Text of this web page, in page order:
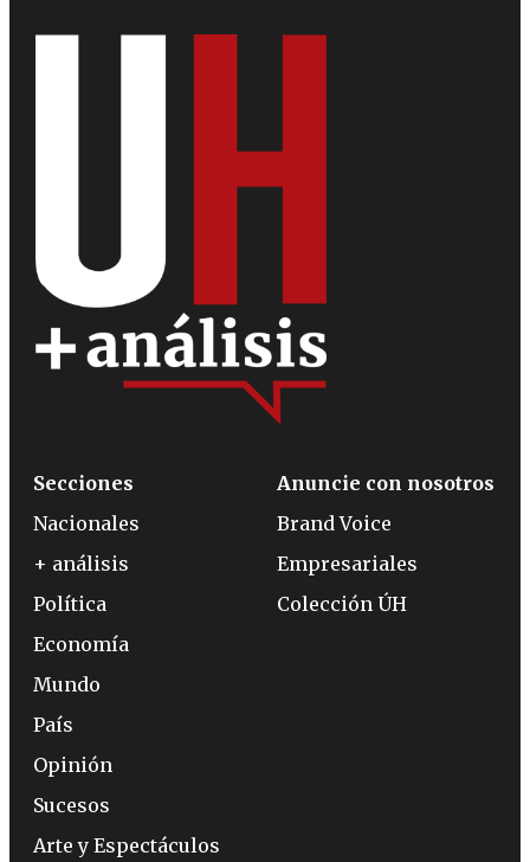
Secciones
Nacionales
+ análisis
Política
Economía
Mundo
País
Opinión
Sucesos
Arte y Espectáculos
Anuncie con nosotros
Brand Voice
Empresariales
Colección ÚH